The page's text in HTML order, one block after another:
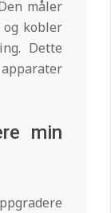
måler
kobler
Dette
min